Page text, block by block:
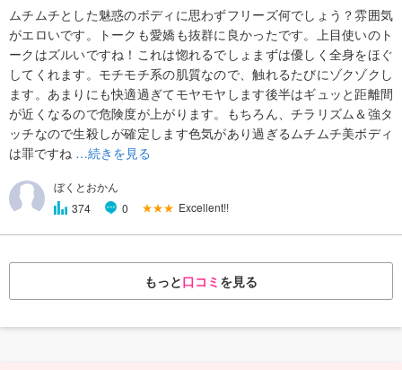
ムチムチとした魅惑のボディに思わずフリーズ何でしょう？雰囲気
がエロいです。トークも愛嬌も抜群に良かったです。上目使いのト
ークはズルいですね！これは惚れるでしょまずは優しく全身をほぐ
してくれます。モチモチ系の肌質なので、触れるたびにゾクゾクし
ます。あまりにも快適過ぎてモヤモヤします後半はギュッと距離間
が近くなるので危険度が上がります。もちろん、チラリズム＆強タ
ッチなので生殺しが確定します色気があり過ぎるムチムチ美ボディ
は罪ですね …続きを見る
ぼくとおかん
374
0 ★★★ Excellent!!
もっと口コミ を見る